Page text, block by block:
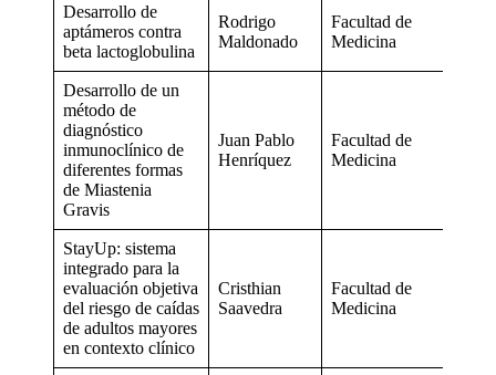
Desarrollo de
aptámeros contra
beta lactoglobulina
Rodrigo
Maldonado
Facultad de
Medicina
Desarrollo de un
método de
diagnóstico
inmunoclínico de
diferentes formas
de Miastenia
Gravis
Juan Pablo
Henríquez
Facultad de
Medicina
StayUp: sistema
integrado para la
evaluación objetiva
del riesgo de caídas
de adultos mayores
en contexto clínico
Cristhian
Saavedra
Facultad de
Medicina